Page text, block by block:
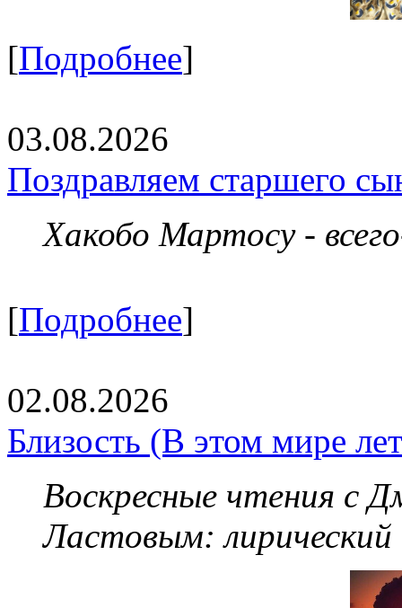
[Подробнее]
03.08.2026
Поздравляем старшего
Хакобо Мартосу -
[Подробнее]
02.08.2026
Близость (В этом мире
Воскресные чтения с
Ластовым: